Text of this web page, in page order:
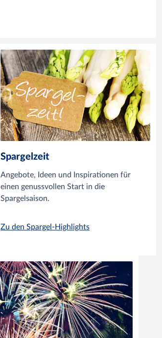
Spargelzeit
Angebote, Ideen und Inspirationen für
einen genussvollen Start in die
Spargelsaison.
Zu den Spargel-Highlights